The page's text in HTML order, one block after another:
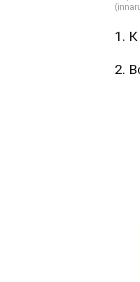
1.
2.